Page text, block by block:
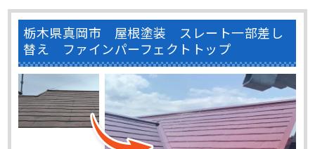
栃木県真岡市 屋根塗装 スレート一部差し
替え ファインパーフェクトトップ